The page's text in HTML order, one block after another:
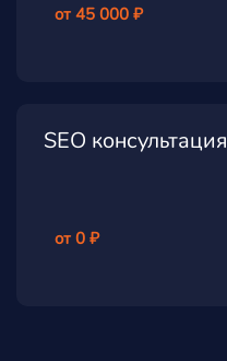
от 45 000 ₽
SEO консультация
от 0 ₽